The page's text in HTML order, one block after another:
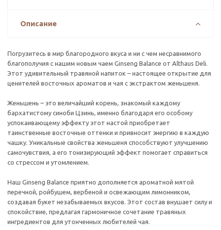
Описание
Погрузитесь в мир благородного вкуса и ни с чем несравнимого
благополучия с нашим новым чаем Ginseng Balance от Althaus Deli.
Этот удивительный травяной напиток – настоящее открытие для
ценителей восточных ароматов и чая с экстрактом женьшеня.
Женьшень – это величайший корень, знакомый каждому
бархатистому синоби Цзинь, именно благодаря его особому
успокаивающему эффекту этот настой приобретает
таинственные восточные оттенки и привносит энергию в каждую
чашку. Уникальные свойства женьшеня способствуют улучшению
самочувствия, а его тонизирующий эффект помогает справиться
со стрессом и утомлением.
Наш Ginseng Balance приятно дополняется ароматной мятой
перечной, ройбушем, вербеной и освежающим лимонником,
создавая букет незабываемых вкусов. Этот состав внушает силу и
спокойствие, предлагая гармоничное сочетание травяных
ингредиентов для утонченных любителей чая.